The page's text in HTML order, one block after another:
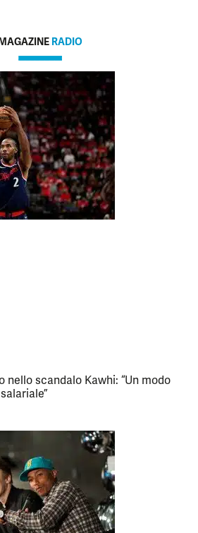
RADIO
nello scandalo Kawhi: “Un modo